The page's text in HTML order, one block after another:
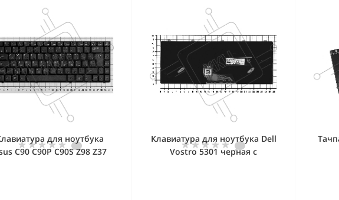
для ноутбука
C90 C90P C90S Z98 Z37
Клавиатура для ноутбука Dell
Vostro 5301 черная с